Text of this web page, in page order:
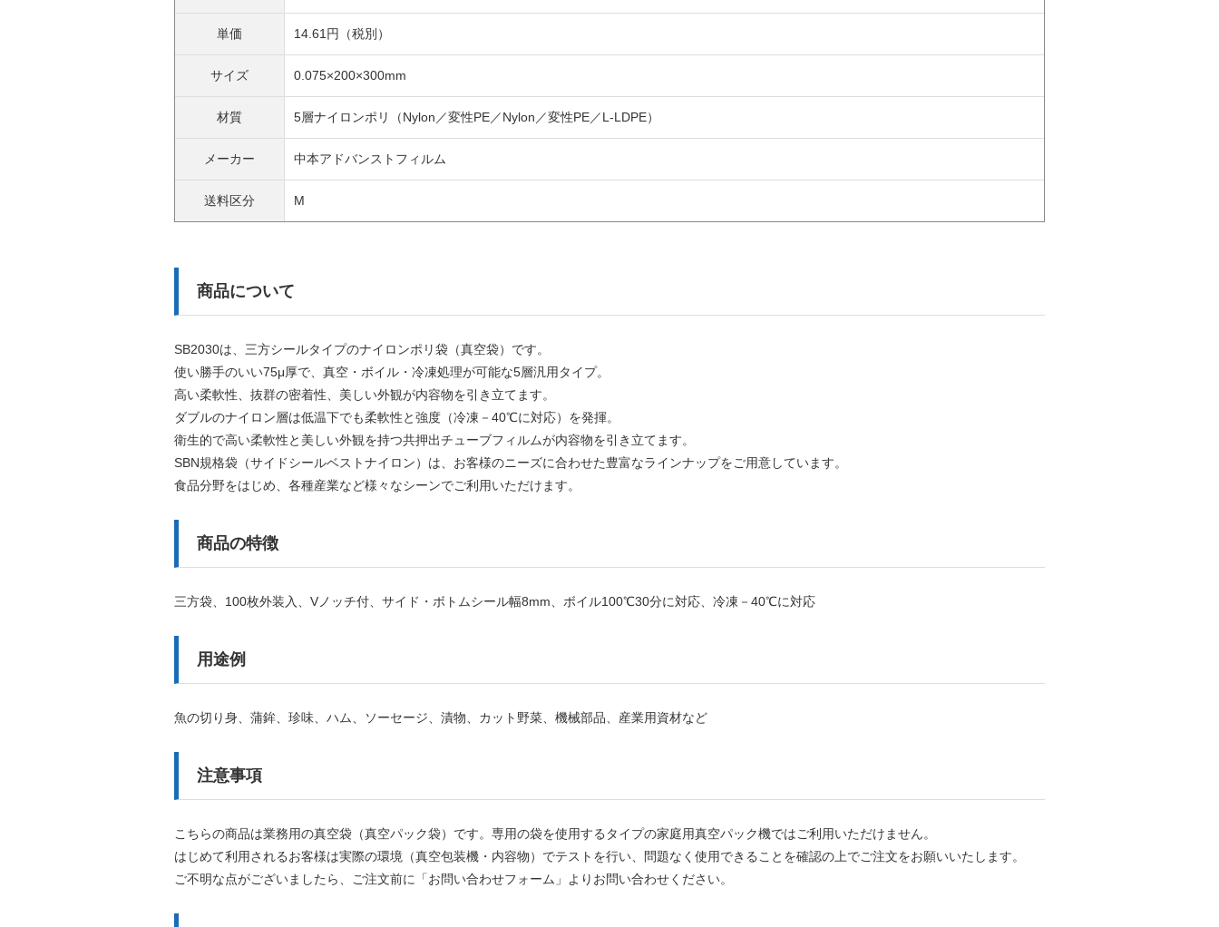
単価 14.61円（税別）
サイズ 0.075×200×300mm
材質 5層ナイロンポリ（Nylon／変性PE／Nylon／変性PE／L-LDPE）
メーカー 中本アドバンストフィルム
送料区分 M
商品について
SB2030は、三方シールタイプのナイロンポリ袋（真空袋）です。
使い勝手のいい75μ厚で、真空・ボイル・冷凍処理が可能な5層汎用タイプ。
高い柔軟性、抜群の密着性、美しい外観が内容物を引き立てます。
ダブルのナイロン層は低温下でも柔軟性と強度（冷凍－40℃に対応）を発揮。
衛生的で高い柔軟性と美しい外観を持つ共押出チューブフィルムが内容物を引き立てます。
SBN規格袋（サイドシールベストナイロン）は、お客様のニーズに合わせた豊富なラインナップをご用意しています。
食品分野をはじめ、各種産業など様々なシーンでご利用いただけます。
商品の特徴
三方袋、100枚外装入、Vノッチ付、サイド・ボトムシール幅8mm、ボイル100℃30分に対応、冷凍－40℃に対応
用途例
魚の切り身、蒲鉾、珍味、ハム、ソーセージ、漬物、カット野菜、機械部品、産業用資材など
注意事項
こちらの商品は業務用の真空袋（真空パック袋）です。専用の袋を使用するタイプの家庭用真空パック機ではご利用いただけません。
はじめて利用されるお客様は実際の環境（真空包装機・内容物）でテストを行い、問題なく使用できることを確認の上でご注文をお願いいたします。
ご不明な点がございましたら、ご注文前に「お問い合わせフォーム」よりお問い合わせください。